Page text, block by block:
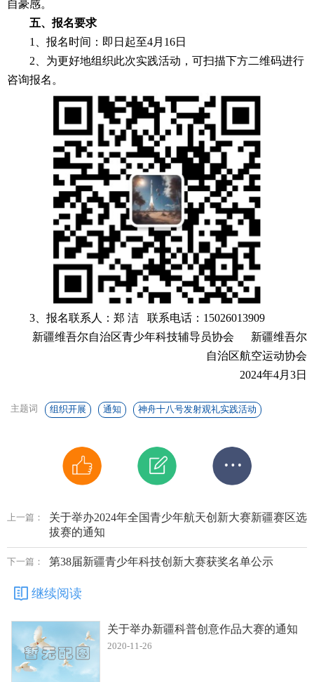
自豪感。
五、报名要求
1、报名时间：即日起至4月16日
2、为更好地组织此次实践活动，可扫描下方二维码进行
咨询报名。
3、报名联系人：郑 洁 联系电话：15026013909
新疆维吾尔自治区青少年科技辅导员协会 新疆维吾尔
自治区航空运动协会
2024年4月3日
主题词 组织开展 通知 神舟十八号发射观礼实践活动
上一篇：
关于举办2024年全国青少年航天创新大赛新疆赛区选
拔赛的通知
下一篇： 第38届新疆青少年科技创新大赛获奖名单公示
继续阅读
关于举办新疆科普创意作品大赛的通知
2020-11-26